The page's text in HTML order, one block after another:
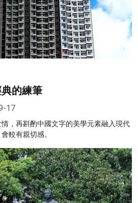
的練筆
17
，再斟酌中國文字的美學元素融入現代
較有親切感。